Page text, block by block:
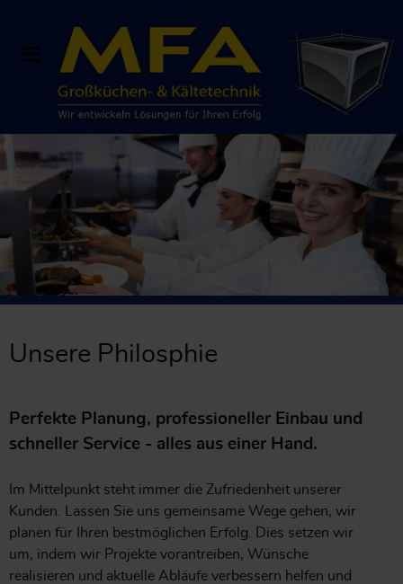
Unsere Philosphie
Perfekte Planung, professioneller Einbau und
schneller Service - alles aus einer Hand.
Im Mittelpunkt steht immer die Zufriedenheit unserer
Kunden. Lassen Sie uns gemeinsame Wege gehen, wir
planen für Ihren bestmöglichen Erfolg. Dies setzen wir
um, indem wir Projekte vorantreiben, Wünsche
realisieren und aktuelle Abläufe verbessern helfen und